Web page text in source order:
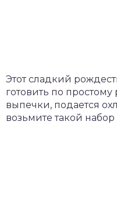
Этот сладкий
готовить по простому
выпечки, подается
возьмите такой